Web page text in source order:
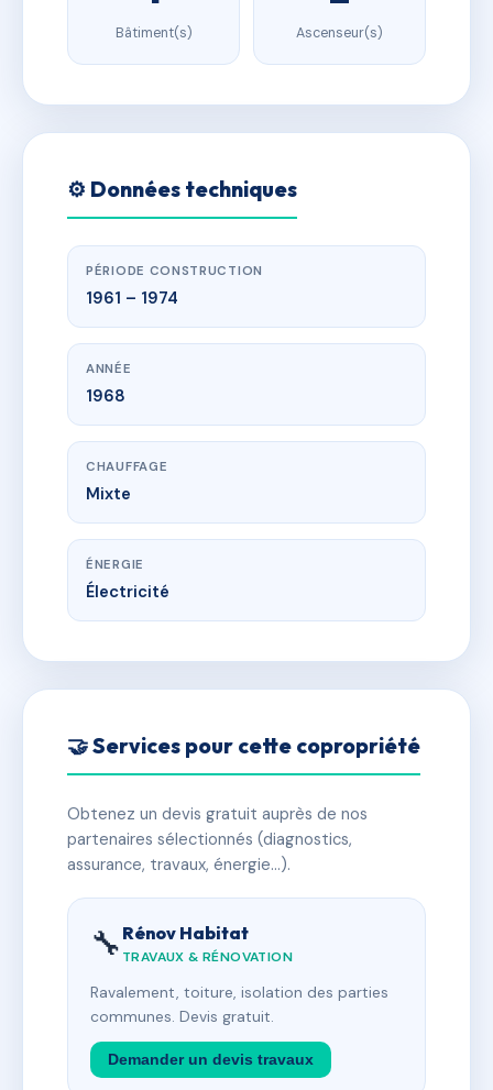
Bâtiment(s) Ascenseur(s)
⚙️ Données techniques
PÉRIODE CONSTRUCTION
1961 – 1974
ANNÉE
1968
CHAUFFAGE
Mixte
ÉNERGIE
Électricité
🤝 Services pour cette copropriété
Obtenez un devis gratuit auprès de nos
partenaires sélectionnés (diagnostics,
assurance, travaux, énergie…).
🔧 Rénov Habitat
TRAVAUX & RÉNOVATION
Ravalement, toiture, isolation des parties
communes. Devis gratuit.
Demander un devis travaux